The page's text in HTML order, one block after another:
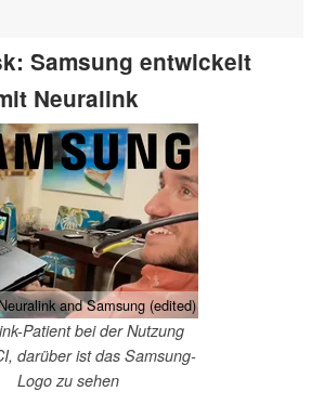
Samsung entwickelt
Neuralink
and Samsung (edited)
Patient bei der Nutzung
darüber ist das Samsung-
Logo zu sehen